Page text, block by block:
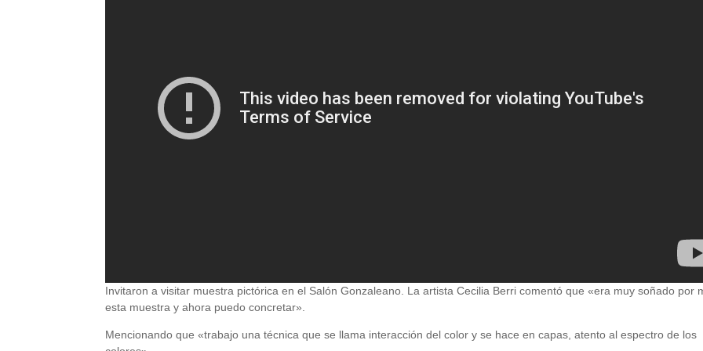
Invitaron a visitar muestra pictórica en el Salón Gonzaleano. La artista Cecilia Berri comentó que «era muy soñado por
esta muestra y ahora puedo concretar».
Mencionando que «trabajo una técnica que se llama interacción del color y se hace en capas, atento al espectro de los